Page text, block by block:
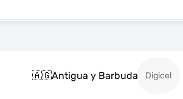
🇦🇬Antigua y Barbuda Digicel